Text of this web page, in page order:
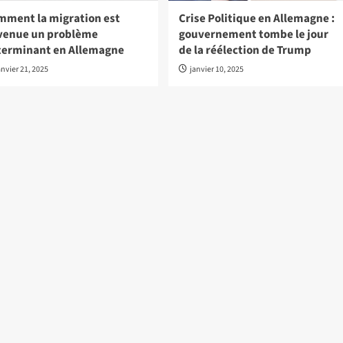
la migration est
un problème
en Allemagne
21, 2025
Crise Politique en Allemagne :
gouvernement tombe le jour
de la réélection de Trump
janvier 10, 2025